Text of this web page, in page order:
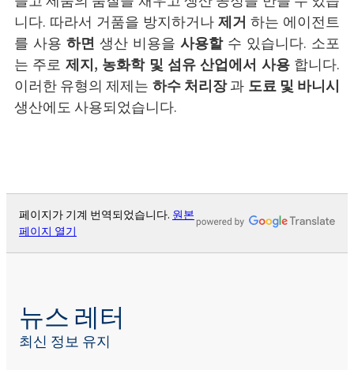
니다. 따라서 거품을 방지하거나제거 하는 에이전트
를 사용 하면 생산 비용을사용할수 있습니다. 소포
는 주로 제지, 농화학 및 섬유 산업에서 사용합니다.
이러한 유형의 제제는 하수 처리장과 도료 및 바니시
생산에도 사용되었습니다.
페이지가 기계 번역되었습니다. 원본
페이지 열기
뉴스 레터
최신 정보 유지